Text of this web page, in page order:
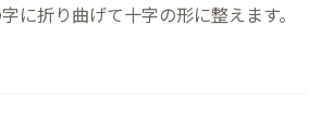
に折り曲げて十字の形に整えます。